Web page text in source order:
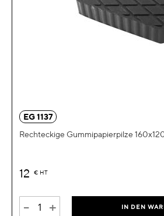
EG 1137
Rechteckige Gummipapierpilze
12 € HT
- + IN DEN